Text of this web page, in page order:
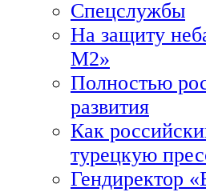
Спецслужбы
На защиту
М2»
Полностью
развития
Как
турецкую
Гендиректор